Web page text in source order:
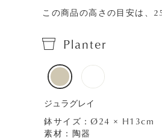
この商品の高さの目安は、
Planter
ジュラグレイ
鉢サイズ：Ø24 × H13cm
素材：陶器